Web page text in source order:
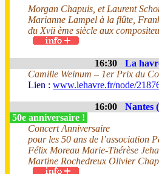
Morgan Chapuis, et Laurent
Marianne Lampel à la flûte,
du Xvii ème siècle aux
16:30 La
Camille Weinum – 1er Prix du
Lien : www.lehavre.fr/node/
16:00 Nantes
50e anniversaire !
Concert Anniversaire
pour les 50 ans de l’association
Félix Moreau Marie-Thérèse
Martine Rochedreux Olivier